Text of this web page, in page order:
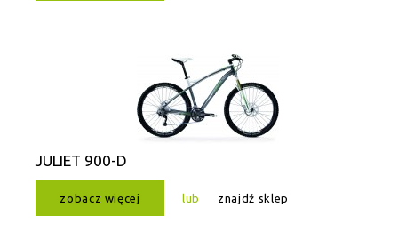
JULIET 900-D
zobacz więcej lub znajdź sklep